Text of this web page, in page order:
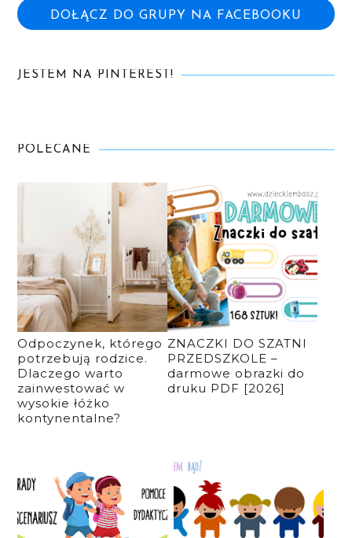
DOŁĄCZ DO GRUPY NA FACEBOOKU
JESTEM NA PINTEREST!
POLECANE
Odpoczynek, którego
potrzebują rodzice.
Dlaczego warto
zainwestować w
wysokie łóżko
kontynentalne?
ZNACZKI DO SZATNI
PRZEDSZKOLE –
darmowe obrazki do
druku PDF [2026]